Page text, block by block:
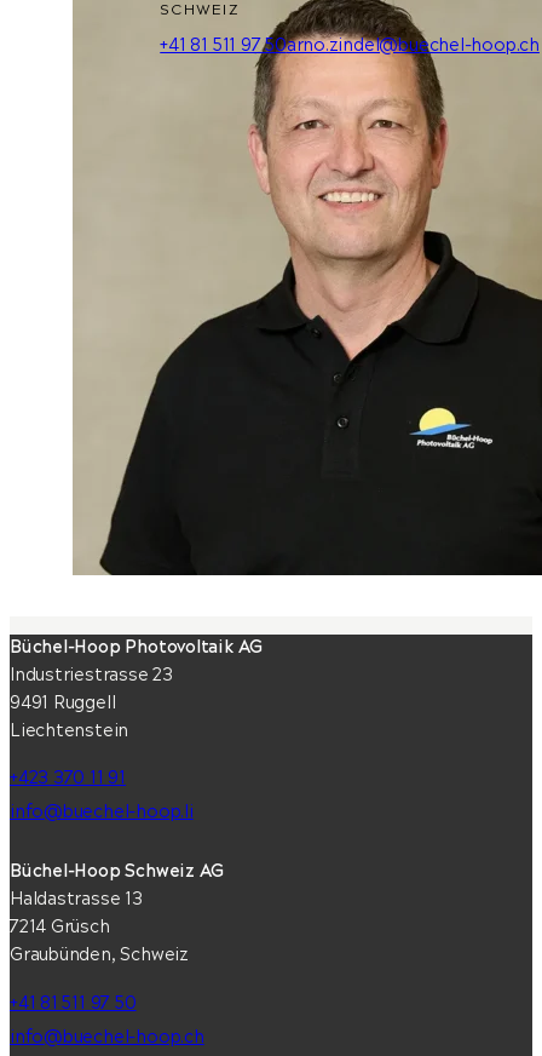
SCHWEIZ
+41 81 511 97 50arno.zindel@buechel-hoop.ch
Büchel-Hoop Photovoltaik AG
Industriestrasse 23
9491 Ruggell
Liechtenstein
+423 370 11 91
info@buechel-hoop.li
Büchel-Hoop Schweiz AG
Haldastrasse 13
7214 Grüsch
Graubünden, Schweiz
+41 81 511 97 50
info@buechel-hoop.ch